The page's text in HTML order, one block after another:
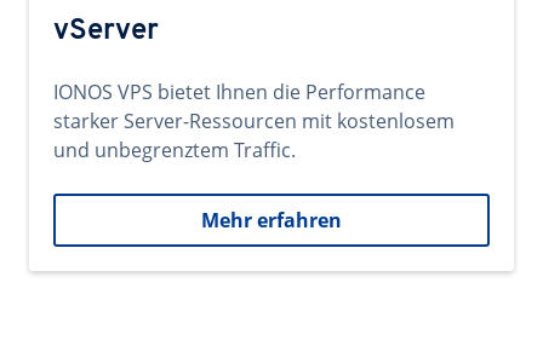
vServer
IONOS VPS bietet Ihnen die Performance
starker Server-Ressourcen mit kostenlosem
und unbegrenztem Traffic.
Mehr erfahren